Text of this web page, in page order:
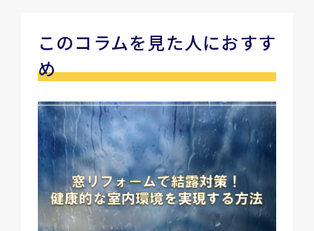
このコラムを見た人におすす
め